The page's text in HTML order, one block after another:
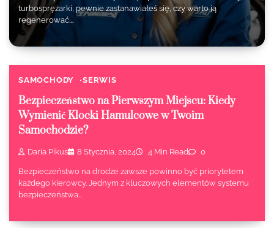
turbosprężarki, pewnie zastanawiałeś się, czy warto ją
regenerować.…
SAMOCHODY SERWIS
Bezpieczeństwo na Pierwszym Miejscu: Kiedy
Wymienić Klocki Hamulcowe w Twoim
Samochodzie?
Daria Pikus 8 Stycznia, 2024 4 Min Read 0
Bezpieczeństwo na drodze zawsze powinno być priorytetem
każdego kierowcy. Jednym z kluczowych elementów systemu
bezpieczeństwa…